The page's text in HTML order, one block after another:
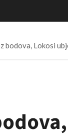
bodova, Lokosi